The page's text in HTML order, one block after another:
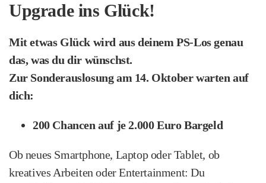
Upgrade ins Glück!
Mit etwas Glück wird aus deinem PS-Los genau
das, was du dir wünschst.
Zur Sonderauslosung am 14. Oktober warten auf
dich:
200 Chancen auf je 2.000 Euro Bargeld
Ob neues Smartphone, Laptop oder Tablet, ob
kreatives Arbeiten oder Entertainment: Du